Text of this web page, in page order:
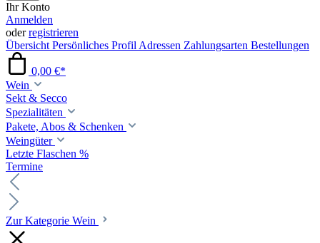
Ihr Konto
Anmelden
oderregistrieren
Übersicht Persönliches Profil Adressen Zahlungsarten Bestellungen
0,00 €*
Wein
Sekt & Secco
Spezialitäten
Pakete, Abos & Schenken
Weingüter
Letzte Flaschen %
Termine
Zur Kategorie Wein